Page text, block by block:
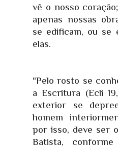
vê o nosso
apenas nossas
se edificam, ou se
elas.
"Pelo rosto se
a Escritura (Ecli
exterior se
homem
por isso, deve ser
Batista,